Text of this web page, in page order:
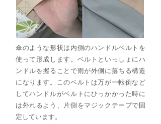
傘のような形状は内側のハンドルベルトを
使って形成します。ベルトといっしょにハ
ンドルを握ることで雨が外側に落ちる構造
になります。このベルトは万が一転倒など
してハンドルがベルトにひっかかった時に
は外れるよう、片側をマジックテープで固
定しています。